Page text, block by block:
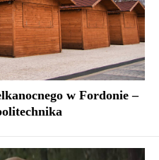
w Fordonie –